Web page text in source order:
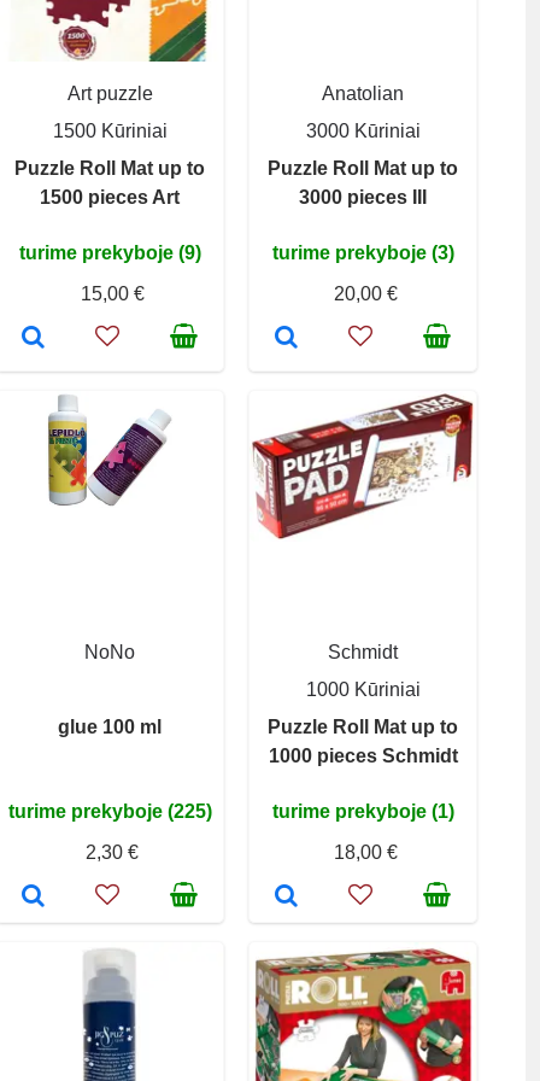
Art puzzle
1500 Kūriniai
Puzzle Roll Mat up to
1500 pieces Art
turime prekyboje (9)
15,00 €
Anatolian
3000 Kūriniai
Puzzle Roll Mat up to
3000 pieces III
turime prekyboje (3)
20,00 €
NoNo
glue 100 ml
turime prekyboje (225)
2,30 €
Schmidt
1000 Kūriniai
Puzzle Roll Mat up to
1000 pieces Schmidt
turime prekyboje (1)
18,00 €